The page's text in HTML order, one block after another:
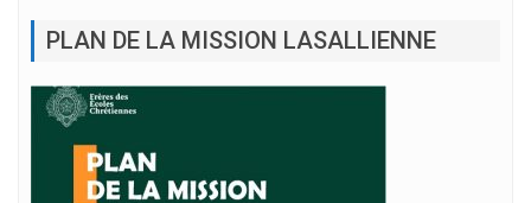
PLAN DE LA MISSION LASALLIENNE